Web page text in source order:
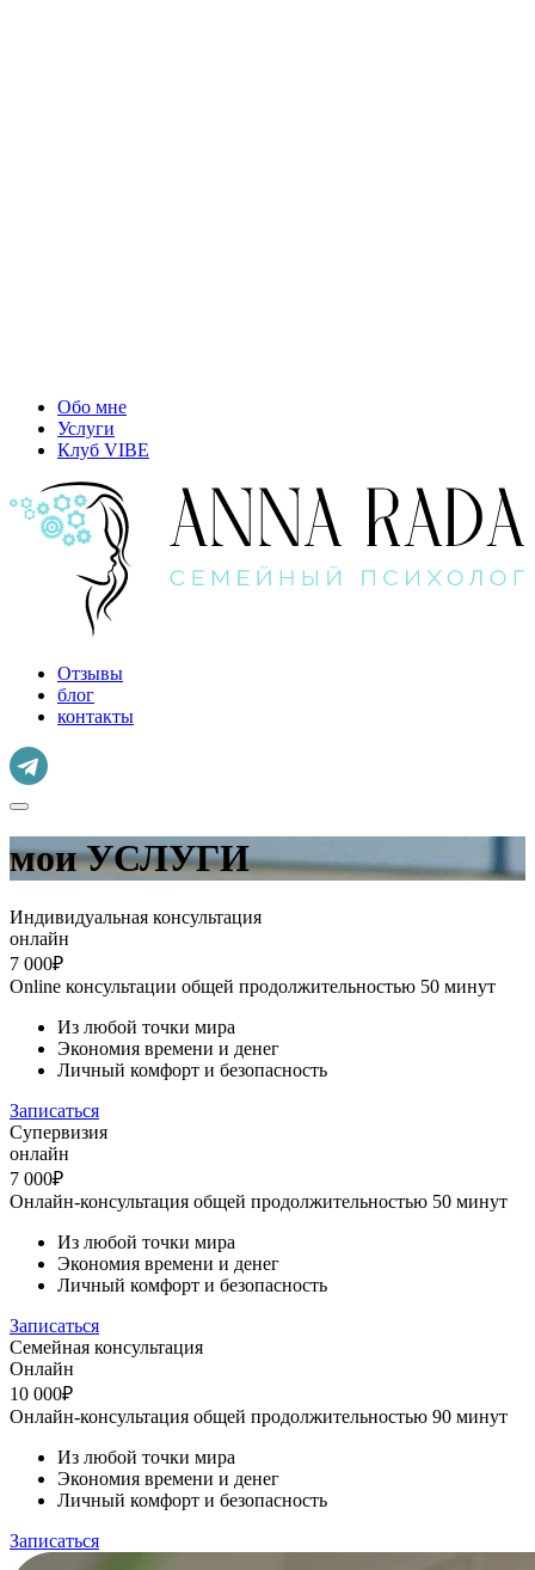
Обо мне
Услуги
Клуб VIBE
Отзывы
блог
контакты
мои УСЛУГИ
Индивидуальная консультация
онлайн
7 000₽
Online консультации общей продолжительностью 50 минут
Из любой точки мира
Экономия времени и денег
Личный комфорт и безопасность
Записаться
Супервизия
онлайн
7 000₽
Онлайн-консультация общей продолжительностью 50 минут
Из любой точки мира
Экономия времени и денег
Личный комфорт и безопасность
Записаться
Семейная консультация
Онлайн
10 000₽
Онлайн-консультация общей продолжительностью 90 минут
Из любой точки мира
Экономия времени и денег
Личный комфорт и безопасность
Записаться